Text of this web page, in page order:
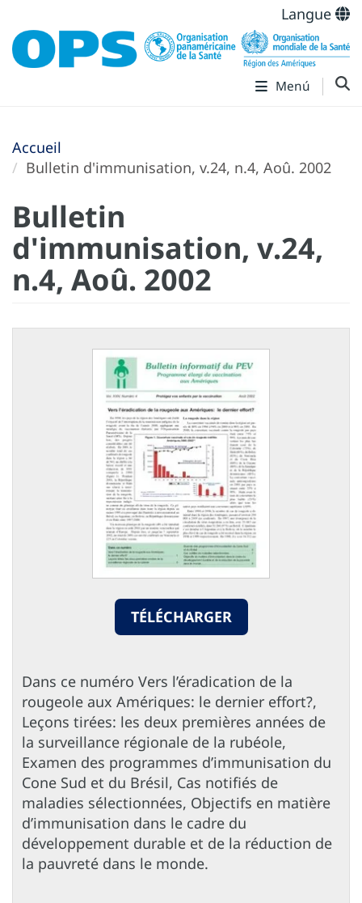
Langue
Menú
Accueil
Bulletin d'immunisation, v.24, n.4, Aoû. 2002
Bulletin
d'immunisation, v.24,
n.4, Aoû. 2002
TÉLÉCHARGER
Dans ce numéro Vers l’éradication de la
rougeole aux Amériques: le dernier effort?,
Leçons tirées: les deux premières années de
la surveillance régionale de la rubéole,
Examen des programmes d’immunisation du
Cone Sud et du Brésil, Cas notifiés de
maladies sélectionnées, Objectifs en matière
d’immunisation dans le cadre du
développement durable et de la réduction de
la pauvreté dans le monde.